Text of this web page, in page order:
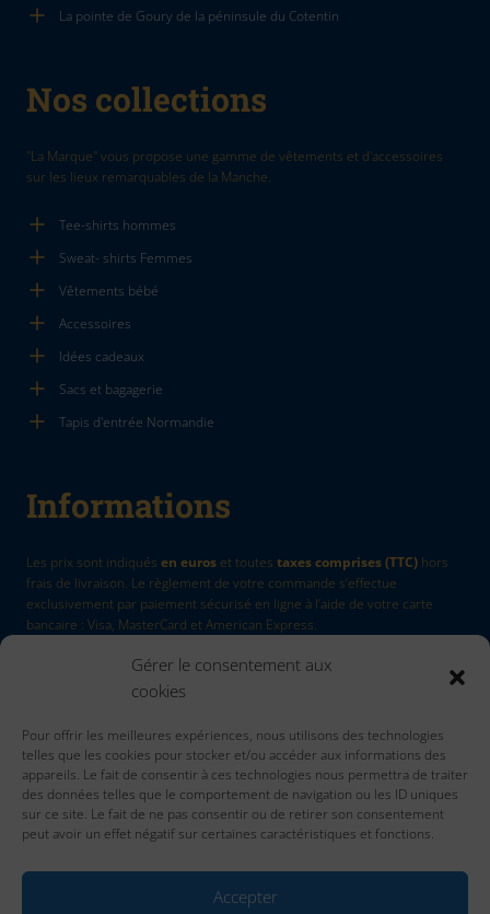
Gérer le consentement aux
cookies
Pour offrir les meilleures expériences, nous utilisons des technologies
telles que les cookies pour stocker et/ou accéder aux informations des
appareils. Le fait de consentir à ces technologies nous permettra de traiter
des données telles que le comportement de navigation ou les ID uniques
sur ce site. Le fait de ne pas consentir ou de retirer son consentement
peut avoir un effet négatif sur certaines caractéristiques et fonctions.
Accepter
La pointe de Goury de la péninsule du Cotentin
Nos collections
"La Marque" vous propose une gamme de vêtements et d'accessoires
sur les lieux remarquables de la Manche.
Tee-shirts hommes
Sweat- shirts Femmes
Vêtements bébé
Accessoires
Idées cadeaux
Sacs et bagagerie
Tapis d'entrée Normandie
Informations
Les prix sont indiqués en euros et toutes taxes comprises (TTC) hors
frais de livraison. Le règlement de votre commande s’effectue
exclusivement par paiement sécurisé en ligne à l’aide de votre carte
bancaire : Visa, MasterCard et American Express.
by Quadri7
Contactez nous
Accueil